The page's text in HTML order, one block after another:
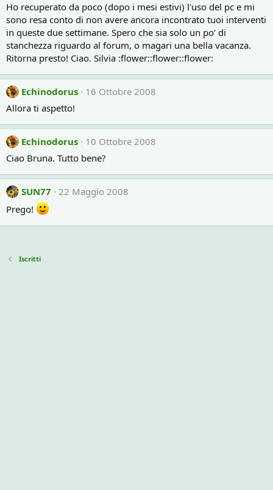
Ho recuperato da poco (dopo i mesi estivi) l'uso del pc e mi
sono resa conto di non avere ancora incontrato tuoi interventi
in queste due settimane. Spero che sia solo un po' di
stanchezza riguardo al forum, o magari una bella vacanza.
Ritorna presto! Ciao. Silvia :flower::flower::flower:
Echinodorus
16 Ottobre 2008
Allora ti aspetto!
Echinodorus
10 Ottobre 2008
Ciao Bruna. Tutto bene?
SUN77
22 Maggio 2008
Prego!
Iscritti